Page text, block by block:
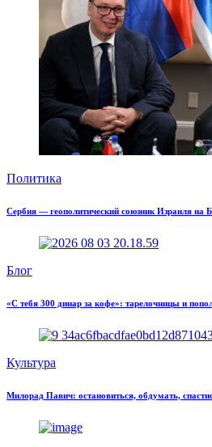
Политика
Сербия — геополитический союзник Израиля на
Блог
«С тебя 300 динар за кофе»: тарелочницы и
Культура
Милорад Павич: остановиться, обдумать,